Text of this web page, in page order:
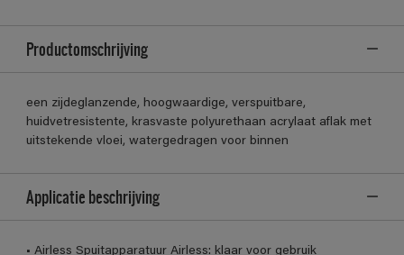
Productomschrijving
een zijdeglanzende, hoogwaardige, verspuitbare,
huidvetresistente, krasvaste polyurethaan acrylaat aflak met
uitstekende vloei, watergedragen voor binnen
Applicatie beschrijving
• Airless Spuitapparatuur Airless: klaar voor gebruik